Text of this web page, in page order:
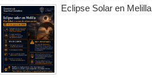
Eclipse Solar en Melilla